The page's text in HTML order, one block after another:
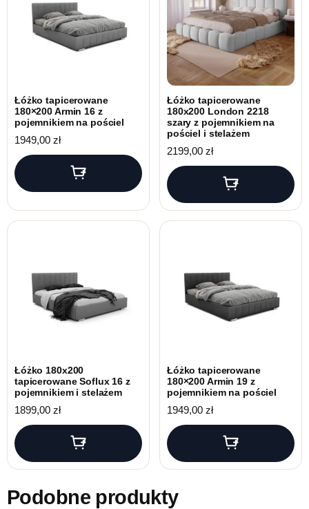
Łóżko tapicerowane
180×200 Armin 16 z
pojemnikiem na pościel
1949,00 zł
Łóżko tapicerowane
180x200 London 2218
szary z pojemnikiem na
pościel i stelażem
2199,00 zł
Łóżko 180x200
tapicerowane Soflux 16 z
pojemnikiem i stelażem
1899,00 zł
Łóżko tapicerowane
180×200 Armin 19 z
pojemnikiem na pościel
1949,00 zł
Podobne produkty